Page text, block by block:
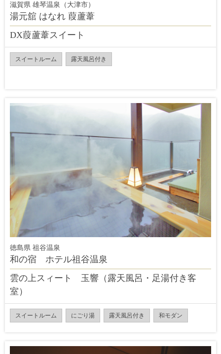
滋賀県 雄琴温泉（大津市）
湯元舘 はなれ 葭蘆葦
DX葭蘆葦スイート
スイートルーム 露天風呂付き
徳島県 祖谷温泉
和の宿 ホテル祖谷温泉
雲の上スィート 玉響（露天風呂・足湯付き客
室）
スイートルーム にごり湯 露天風呂付き 和モダン